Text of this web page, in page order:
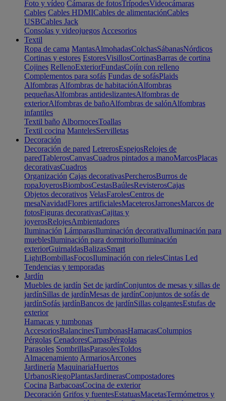
Foto y vídeo Cámaras de fotosTrípodesVideocámaras
Cables Cables HDMICables de alimentaciónCables
USBCables Jack
Consolas y videojuegos Accesorios
Textil
Ropa de cama MantasAlmohadasColchasSábanasNórdicos
Cortinas y estores EstoresVisillosCortinasBarras de cortina
Cojines RellenoExteriorFundasCojín con relleno
Complementos para sofás Fundas de sofásPlaids
Alfombras Alfombras de habitaciónAlfombras
pequeñasAlfombras antideslizantesAlfombras de
exteriorAlfombras de bañoAlfombras de salónAlfombras
infantiles
Textil baño AlbornocesToallas
Textil cocina MantelesServilletas
Decoración
Decoración de pared LetrerosEspejosRelojes de
paredTablerosCanvasCuadros pintados a manoMarcosPlacas
decorativasCuadros
Organización Cajas decorativasPercherosBurros de
ropaJoyerosBiombosCestasBaúlesRevisterosCajas
Objetos decorativos VelasFarolesCentros de
mesaNavidadFlores artificialesMaceterosJarronesMarcos de
fotosFiguras decorativasCajitas y
joyerosRelojesAmbientadores
Iluminación LámparasIluminación decorativaIluminación para
mueblesIluminación para dormitorioIluminación
exteriorGuirnaldasBalizasSmart
LightBombillasFocosIluminación con rielesCintas Led
Tendencias y temporadas
Jardín
Muebles de jardín Set de jardínConjuntos de mesas y sillas de
jardínSillas de jardínMesas de jardínConjuntos de sofás de
jardínSofás jardínBancos de jardínSillas colgantesEstufas de
exterior
Hamacas y tumbonas
AccesoriosBalancinesTumbonasHamacasColumpios
Pérgolas CenadoresCarpasPérgolas
Parasoles SombrillasParasolesToldos
Almacenamiento ArmariosArcones
Jardinería MaquinariaHuertos
UrbanosRiegoPlantasJardinerasCompostadores
Cocina BarbacoasCocina de exterior
Decoración Grifos y fuentesEstatuasMacetasTermómetros y